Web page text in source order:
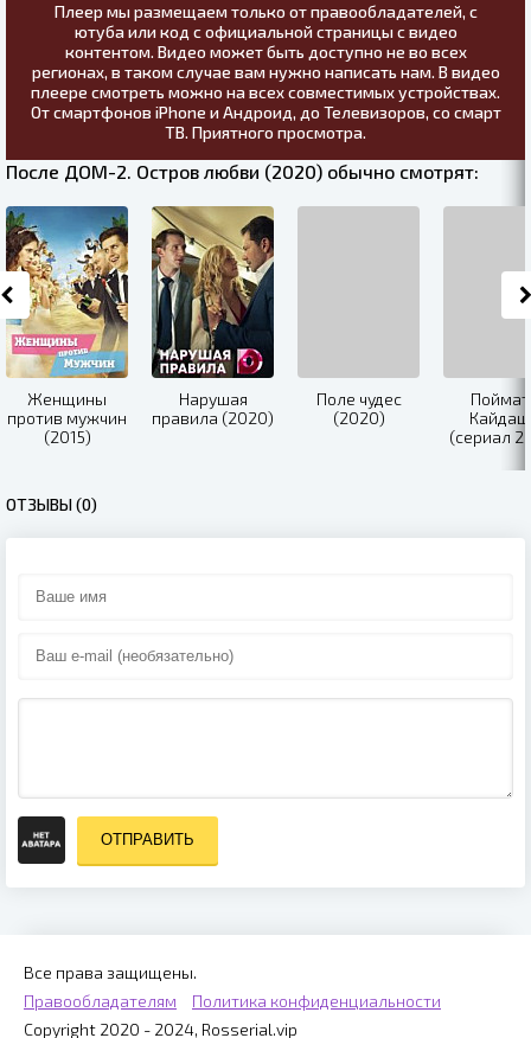
Плеер мы размещаем только от правообладателей, с
ютуба или код с официальной страницы с видео
контентом. Видео может быть доступно не во всех
регионах, в таком случае вам нужно написать нам. В видео
плеере смотреть можно на всех совместимых устройствах.
От смартфонов iPhone и Андроид, до Телевизоров, со смарт
ТВ. Приятного просмотра.
После ДОМ-2. Остров любви (2020) обычно смотрят:
Женщины
против мужчин
(2015)
Нарушая
правила (2020)
Поле чудес
(2020)
(сериал
ОТЗЫВЫ (0)
ОТПРАВИТЬ
Все права защищены.
Правообладателям
Политика конфиденциальности
Copyright 2020 - 2024, Rosserial.vip